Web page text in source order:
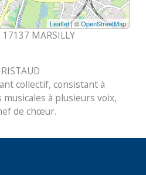
Leaflet| ©OpenStreetMap
MARSILLY
collectif, consistant à
à plusieurs voix,
de chœur.